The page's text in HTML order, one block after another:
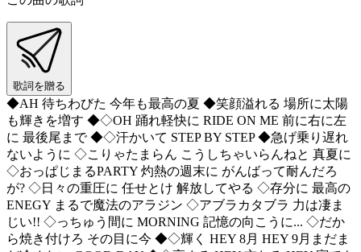
歌詞を贈る
◆AH 待ちわびた 今年も最高の夏 ◆笑顔溢れる 場所に太陽
も輝きを増す ◆◇OH 踊れ軽快に RIDE ON ME 前に右に左
に 最後尾まで ◆◇汗かいて STEP BY STEP ◆急げ乗り遅れ
ないように ◇こりゃたまらん こうしちゃいらんねと 真夏に
◇おっぱじまるPARTY 灼熱の週末に がんばって耐んだろ
が? ◇日々の重圧に 任せとけ 解放してやる ◇存分に 最高の
ENEGY まるで魔法のアラジン ◇アブラカタブラ 力は凄ま
じい!! ◇っちゅう間に MORNING 記憶の向こうに... ◇だか
ら焼き付けろ その目に今 ◆◇輝く HEY 8月 HEY 9月まだま